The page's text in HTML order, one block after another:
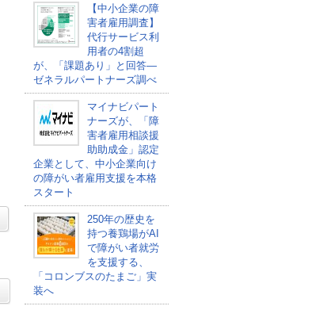
【中小企業の障
害者雇用調査】
代行サービス利
用者の4割超
が、「課題あり」と回答―
ゼネラルパートナーズ調べ
マイナビパート
ナーズが、「障
害者雇用相談援
助助成金」認定
企業として、中小企業向け
の障がい者雇用支援を本格
スタート
250年の歴史を
持つ養鶏場がAI
で障がい者就労
を支援する、
「コロンブスのたまご」実
装へ